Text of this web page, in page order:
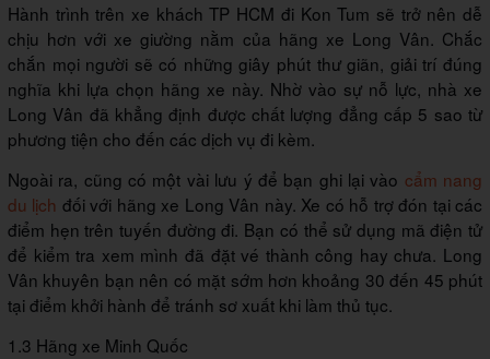
Hành trình trên xe khách TP HCM đi Kon Tum sẽ trở nên dễ
chịu hơn với xe giường nằm của hãng xe Long Vân. Chắc
chắn mọi người sẽ có những giây phút thư giãn, giải trí đúng
nghĩa khi lựa chọn hãng xe này. Nhờ vào sự nỗ lực, nhà xe
Long Vân đã khẳng định được chất lượng đẳng cấp 5 sao từ
phương tiện cho đến các dịch vụ đi kèm.
Ngoài ra, cũng có một vài lưu ý để bạn ghi lại vào cẩm nang
du lịch đối với hãng xe Long Vân này. Xe có hỗ trợ đón tại các
điểm hẹn trên tuyến đường đi. Bạn có thể sử dụng mã điện tử
để kiểm tra xem mình đã đặt vé thành công hay chưa. Long
Vân khuyên bạn nên có mặt sớm hơn khoảng 30 đến 45 phút
tại điểm khởi hành để tránh sơ xuất khi làm thủ tục.
1.3 Hãng xe Minh Quốc